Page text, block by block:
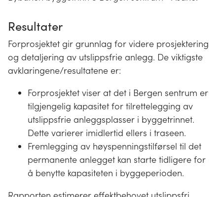
Resultater
Forprosjektet gir grunnlag for videre prosjektering
og detaljering av utslippsfrie anlegg. De viktigste
avklaringene/resultatene er:
Forprosjektet viser at det i Bergen sentrum er
tilgjengelig kapasitet for tilrettelegging av
utslippsfrie anleggsplasser i byggetrinnet.
Dette varierer imidlertid ellers i traseen.
Fremlegging av høyspenningstilførsel til det
permanente anlegget kan starte tidligere for
å benytte kapasiteten i byggeperioden.